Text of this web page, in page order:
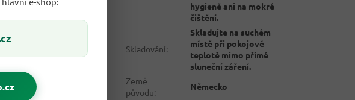
hygieně ani na mokré
čištění.
Skladování:
Skladujte na suchém
místě při pokojové
teplotě mimo přímé
sluneční záření.
Země
původu:
Německo